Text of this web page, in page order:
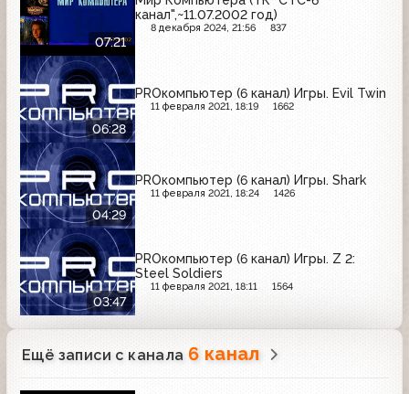
07:21
канал",~11.07.2002 год)
8 декабря 2024, 21:56 837
06:28
PROкомпьютер (6 канал) Игры. Evil Twin
11 февраля 2021, 18:19 1662
04:29
PROкомпьютер (6 канал) Игры. Shark
11 февраля 2021, 18:24 1426
03:47
PROкомпьютер (6 канал) Игры. Z 2:
Steel Soldiers
11 февраля 2021, 18:11 1564
Ещё записи с канала 6 канал